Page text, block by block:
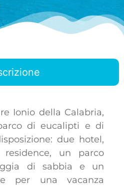
Ionio della Calabria,
di eucalipti e di
due hotel,
un parco
di sabbia e un
per una vacanza